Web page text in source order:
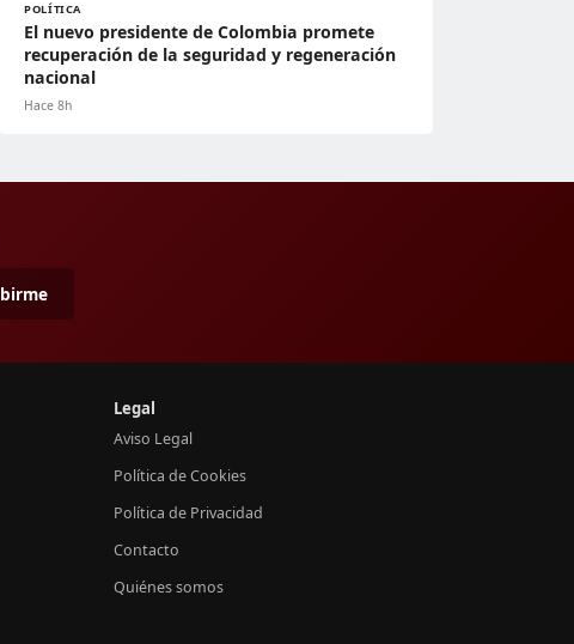
POLÍTICA
El nuevo presidente de Colombia promete
recuperación de la seguridad y regeneración
nacional
Hace 8h
Legal
Aviso Legal
Política de Cookies
Política de Privacidad
Contacto
Quiénes somos